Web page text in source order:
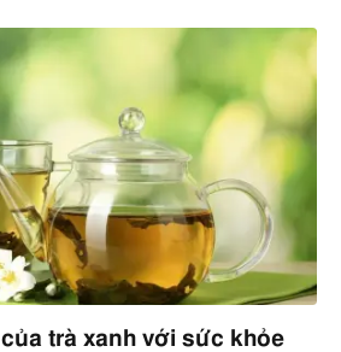
trà xanh với sức khỏe